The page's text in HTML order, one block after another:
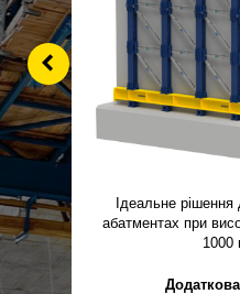
Ідеальне
абатментах при
1000
Left